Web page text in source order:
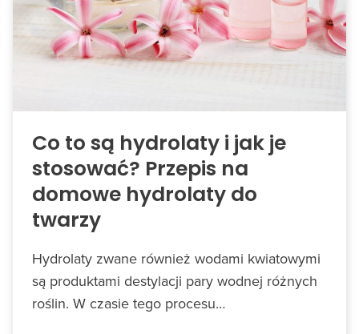
Co to są hydrolaty i jak je
stosować? Przepis na
domowe hydrolaty do
twarzy
Hydrolaty zwane również wodami kwiatowymi
są produktami destylacji pary wodnej różnych
roślin. W czasie tego procesu…